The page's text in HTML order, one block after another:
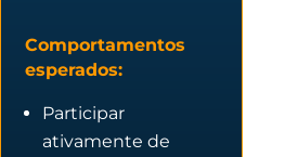
Comportamentos
esperados:
Participar
ativamente de